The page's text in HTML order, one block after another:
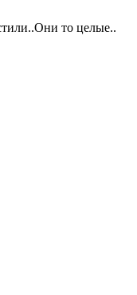
то целые..